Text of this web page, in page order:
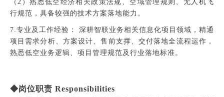
（2）熟悉低空经济相关政策法规、空域管理规则、无人机飞
行规范，具备较强的技术方案落地能力。
7.专业及工作经验： 深耕智联业务相关信息化项目领域，精通
项目需求分析、方案设计、售前支撑、交付落地全流程运作，
熟悉低空业务逻辑、项目管理规范及行业落地标准。
◆岗位职责 Responsibilities